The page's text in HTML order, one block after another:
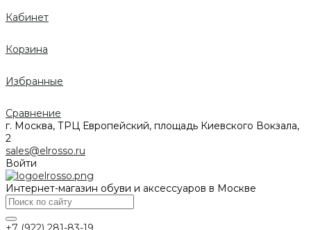
Кабинет
Корзина
Избранные
Сравнение
г. Москва, ТРЦ Европейский, площадь Киевского Вокзала,
2
sales@elrosso.ru
Войти
Интернет-магазин обуви и аксессуаров в Москве